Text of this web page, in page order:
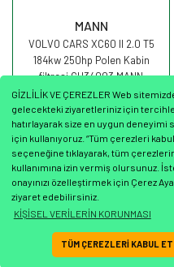
GİZLİLİK VE ÇEREZLER Web
gelecekteki ziyaretleriniz için
hatırlayarak size en uygun deneyimi
için kullanıyoruz. “Tüm çerezleri
seçeneğine tıklayarak, tüm
kullanımına izin vermiş olursunuz.
onayınızı özelleştirmek için Çerez
ziyaret edebilirsiniz.
KİŞİSEL VERİLERİN KORUNMASI
TÜM ÇEREZLERİ KABUL ET
MANN
VOLVO CARS XC60 II 2.0 T5
184kw 250hp Polen Kabin
filtresi CU34003 MANN
1.000,46 TL